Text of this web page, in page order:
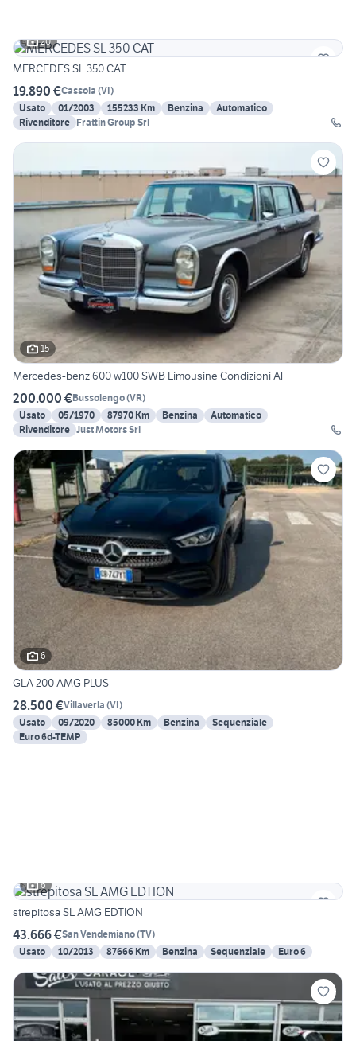
20
MERCEDES SL 350 CAT
19.890 €Cassola (VI)
Usato
01/2003 155233 Km Benzina
Automatico
Rivenditore Frattin Group Srl
15
Mercedes-benz 600 w100 SWB Limousine Condizioni Al
200.000 €Bussolengo(VR)
Usato
05/1970 87970 Km Benzina
Automatico
Rivenditore Just Motors Srl
6
GLA 200 AMG PLUS
28.500 €Villaverla (VI)
Usato
09/2020 85000 Km Benzina
Sequenziale
Euro 6d-TEMP
6
strepitosa SL AMG EDTION
43.666 €San Vendemiano(TV)
Usato
10/2013 87666 Km Benzina Sequenziale Euro 6